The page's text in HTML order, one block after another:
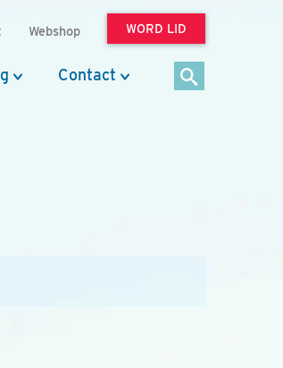
Webshop WORD LID
Contact